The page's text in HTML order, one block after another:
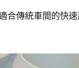
合傳統車間的快